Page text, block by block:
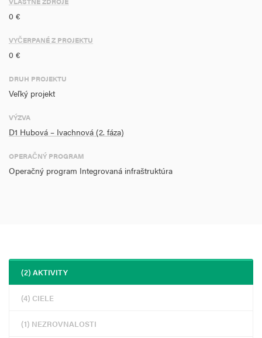
Úspora času v cestnej doprave na diaľniciach a rýchlostných
cestách : 47 723 664 EUR
Úspora produkcie emisií NO2 (vplyvom výstavby diaľnic): 278,225
ton
ton
0 €
VYČERPANÉ Z PROJEKTU
0 €
DRUH PROJEKTU
Veľký projekt
VÝZVA
D1 Hubová – Ivachnová (2. fáza)
OPERAČNÝ PROGRAM
Operačný program Integrovaná infraštruktúra
(2) AKTIVITY
(4) CIELE
(1) NEZROVNALOSTI